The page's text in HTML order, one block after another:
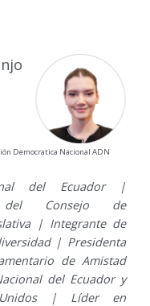
Democratica Nacional ADN
del Ecuador |
Consejo de
| Integrante de
| Presidenta
de Amistad
del Ecuador y
Unidos | Líder en